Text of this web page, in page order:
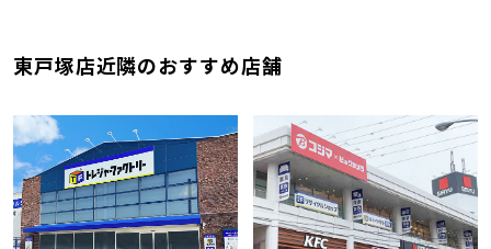
東戸塚店近隣のおすすめ店舗